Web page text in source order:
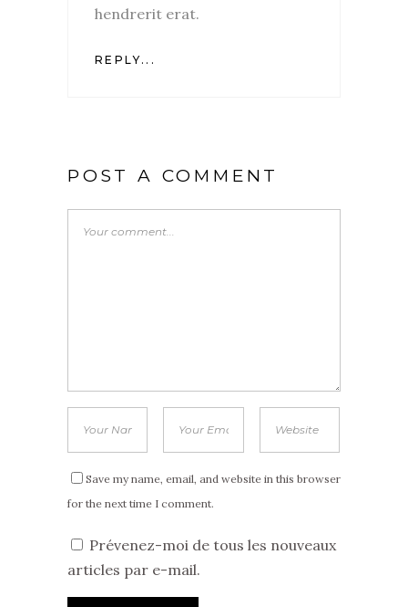
hendrerit erat.
REPLY...
POST A COMMENT
Save my name, email, and website in this browser
for the next time I comment.
Prévenez-moi de tous les nouveaux
articles par e-mail.